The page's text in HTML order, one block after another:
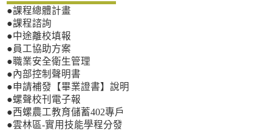
●課程總體計畫
●課程諮詢
●中途離校填報
●員工協助方案
●職業安全衛生管理
●內部控制聲明書
●申請補發【畢業證書】說明
●螺聲校刊電子報
●西螺農工教育儲蓄402專戶
●雲林區-實用技能學程分發